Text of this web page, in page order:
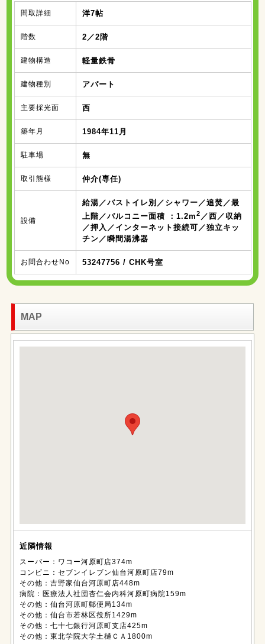
間取詳細 洋7帖
階数 2／2階
建物構造 軽量鉄骨
建物種別 アパート
主要採光面 西
築年月 1984年11月
駐車場 無
取引態様 仲介(専任)
設備
給湯／バストイレ別／シャワー／追焚／最
上階／バルコニー面積 ：1.2m2 ／西／収納
／押入／インターネット接続可／独立キッ
チン／瞬間湯沸器
お問合わせNo 53247756 / CHK号室
MAP
近隣情報
スーパー：ワコー河原町店374m
コンビニ：セブンイレブン仙台河原町店79m
その他：吉野家仙台河原町店448m
病院：医療法人社団杏仁会内科河原町病院159m
その他：仙台河原町郵便局134m
その他：仙台市若林区役所1429m
その他：七十七銀行河原町支店425m
その他：東北学院大学土樋ＣＡ1800m